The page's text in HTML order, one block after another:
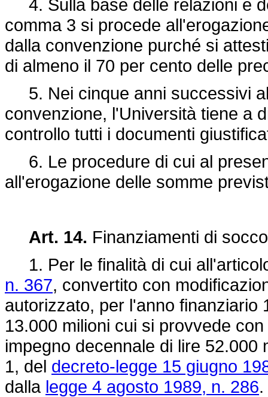
4. Sulla base delle relazioni e
comma 3 si procede
dalla convenzione purché si
di almeno il 70 per cento delle
5. Nei cinque anni successivi
convenzione, l'Università tiene a
controllo tutti i documenti
6. Le procedure di cui al
all'erogazione delle somme
Art. 14. Finanziamenti di
1. Per le finalità di cui
n. 367, convertito con
autorizzato, per l'anno finanziario
13.000 milioni cui si provvede
impegno decennale di lire
1, del decreto-legge 15 giugno
dalla legge 4 agosto 1989, n. 286.